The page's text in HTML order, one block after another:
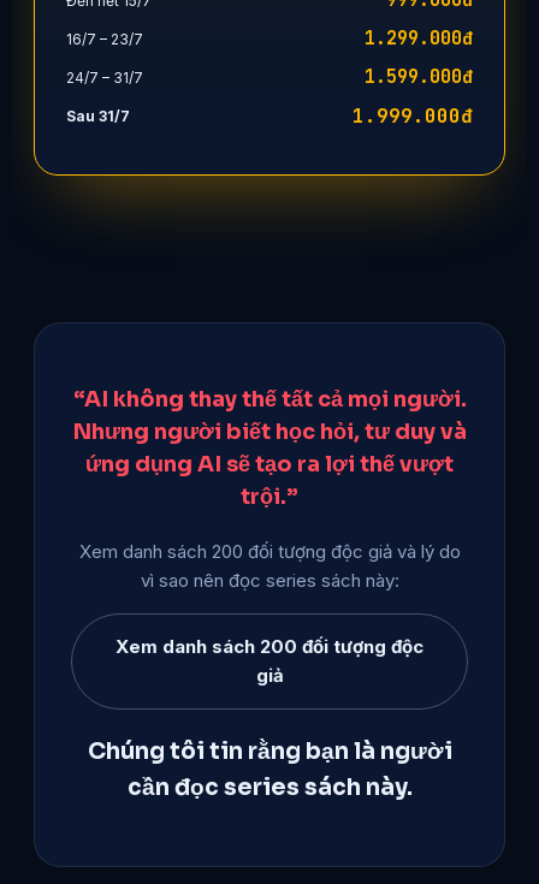
16/7 – 23/7 1.299.000đ
24/7 – 31/7 1.599.000đ
Sau 31/7 1.999.000đ
“AI không thay thế tất cả mọi người.
Nhưng người biết học hỏi, tư duy và
ứng dụng AI sẽ tạo ra lợi thế vượt
trội.”
Xem danh sách 200 đối tượng độc giả và lý do
vì sao nên đọc series sách này:
Xem danh sách 200 đối tượng độc
giả
Chúng tôi tin rằng bạn là người
cần đọc series sách này.